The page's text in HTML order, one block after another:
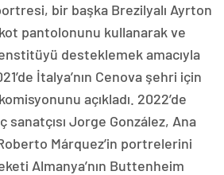
bir başka Brezilyalı Ayrton
pantolonunu kullanarak ve
desteklemek amacıyla
İtalya’nın Cenova şehri için
açıkladı. 2022’de
sanatçısı Jorge González, Ana
Márquez’in portrelerini
Almanya’nın Buttenheim